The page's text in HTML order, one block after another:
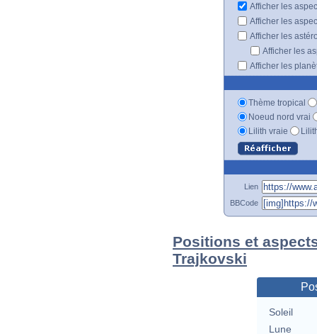
Afficher les
Afficher les
Afficher les
Afficher les
Afficher les
Thème tropical
Noeud nord vrai
Lilith vraie
Lien
BBCode
Positions et
Trajkovski
Soleil
Lune